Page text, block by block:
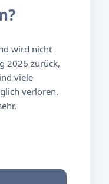
wird nicht
2026 zurück,
viele
verloren.